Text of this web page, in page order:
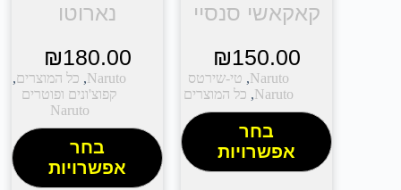
קאקאשי סנסיי
₪150.00
Naruto
, טי-שירטס
Naruto
, כל המוצרים
בחר
אפשרויות
נארוטו
₪180.00
Naruto
, כל המוצרים,
קפוצ'ונים ופוטרים
Naruto
בחר
אפשרויות